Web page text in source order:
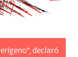
declaró